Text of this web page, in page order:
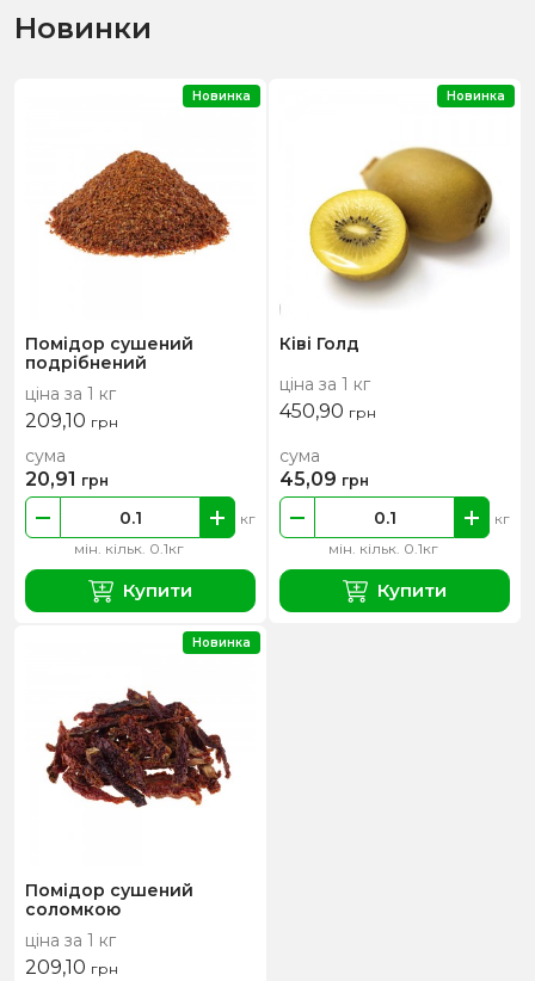
Новинки
Помідор сушений
подрібнений
ціна за 1 кг
209,10 грн
мін. кільк. 0.1кг
кг
сума
20,91 грн
Купити
Новинка
Ківі Голд
ціна за 1 кг
450,90 грн
мін. кільк. 0.1кг
кг
сума
45,09 грн
Купити
Новинка
Помідор сушений
соломкою
ціна за 1 кг
209,10 грн
Новинка